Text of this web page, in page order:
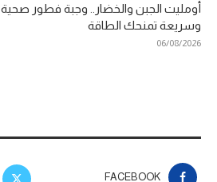
أومليت الجبن والخضار.. وجبة فطور صحية
وسريعة تمنحك الطاقة
06/08/2026
FACEBOOK